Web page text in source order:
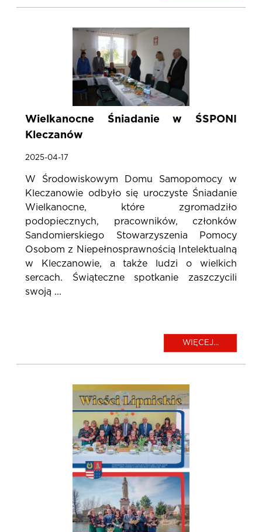
Wielkanocne Śniadanie w ŚSPONI
Kleczanów
2025-04-17
W Środowiskowym Domu Samopomocy w
Kleczanowie odbyło się uroczyste Śniadanie
Wielkanocne, które zgromadziło
podopiecznych, pracowników, członków
Sandomierskiego Stowarzyszenia Pomocy
Osobom z Niepełnosprawnością Intelektualną
w Kleczanowie, a także ludzi o wielkich
sercach. Świąteczne spotkanie zaszczycili
swoją ...
WIĘCEJ...